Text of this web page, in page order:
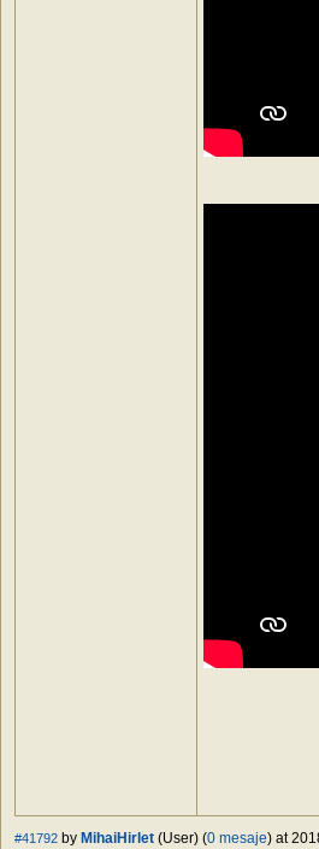
#41792 by MihaiHirlet (User) (0 mesaje) at